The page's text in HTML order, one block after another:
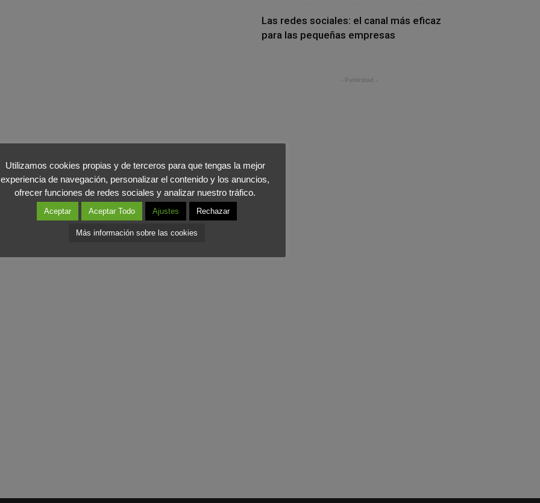
Las redes sociales: el canal más eficaz
para las pequeñas empresas
- Publicidad -
Utilizamos cookies propias y de terceros para que tengas la mejor
experiencia de navegación, personalizar el contenido y los anuncios,
ofrecer funciones de redes sociales y analizar nuestro tráfico.
Aceptar Aceptar Todo Ajustes Rechazar
Más información sobre las cookies